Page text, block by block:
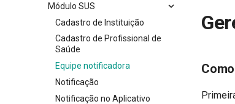
SISS-Geo no celular
Validação taxonômica
Quem participa do SISS-Geo
iOS
Web
Exportação de registros
Como recuperar acesso
Fale conosco
Exclusão de úsuario
Cadastro de Colaborador
Cadastro de Especialista
Módulo SUS
Cadastro de Instituição
Cadastro de Profissional de
Saúde
Equipe notificadora
Notificação
Notificação no Aplicativo